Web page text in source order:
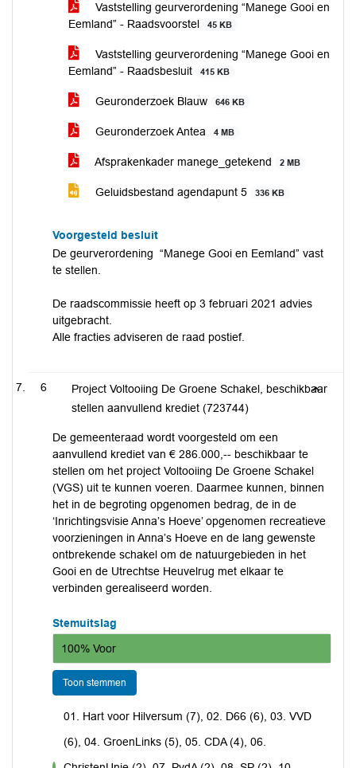
Vaststelling geurverordening “Manege Gooi en
Eemland” - Raadsvoorstel
45 KB
Vaststelling geurverordening “Manege Gooi en
Eemland” - Raadsbesluit
415 KB
Geuronderzoek Blauw 646 KB
Geuronderzoek Antea 4 MB
Afsprakenkader manege_getekend 2 MB
Geluidsbestand agendapunt 5 336 KB
Voorgesteld besluit
De geurverordening “Manege Gooi en Eemland” vast
te stellen.
De raadscommissie heeft op 3 februari 2021 advies
uitgebracht.
Alle fracties adviseren de raad postief.
6
Project Voltooiing De Groene Schakel, beschikbaar
stellen aanvullend krediet (723744)
De gemeenteraad wordt voorgesteld om een
aanvullend krediet van € 286.000,-- beschikbaar te
stellen om het project Voltooiing De Groene Schakel
(VGS) uit te kunnen voeren. Daarmee kunnen, binnen
het in de begroting opgenomen bedrag, de in de
‘Inrichtingsvisie Anna’s Hoeve’ opgenomen recreatieve
voorzieningen in Anna’s Hoeve en de lang gewenste
ontbrekende schakel om de natuurgebieden in het
Gooi en de Utrechtse Heuvelrug met elkaar te
verbinden gerealiseerd worden.
Stemuitslag
100% Voor
Toon stemmen
01. Hart voor Hilversum (7), 02. D66 (6), 03. VVD
(6), 04. GroenLinks (5), 05. CDA (4), 06.